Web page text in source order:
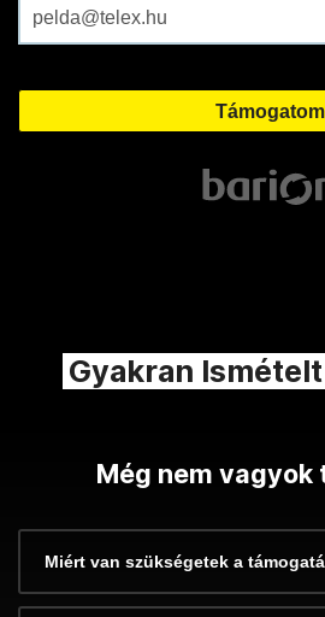
Gyakran
Még nem vagyok
Miért van szükségetek a